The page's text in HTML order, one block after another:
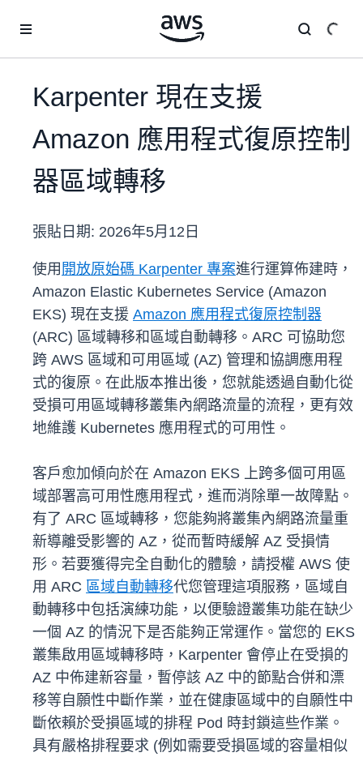
Karpenter 現在支援
Amazon 應用程式復原控制
器區域轉移
張貼日期: 2026年5月12日
使用 開放原始碼 Karpenter 專案進行運算佈建時，
Amazon Elastic Kubernetes Service (Amazon
EKS) 現在支援 Amazon 應用程式復原控制器
(ARC) 區域轉移和區域自動轉移。ARC 可協助您
跨 AWS 區域和可用區域 (AZ) 管理和協調應用程
式的復原。在此版本推出後，您就能透過自動化從
受損可用區域轉移叢集內網路流量的流程，更有效
地維護 Kubernetes 應用程式的可用性。
客戶愈加傾向於在 Amazon EKS 上跨多個可用區
域部署高可用性應用程式，進而消除單一故障點。
有了 ARC 區域轉移，您能夠將叢集內網路流量重
新導離受影響的 AZ，從而暫時緩解 AZ 受損情
形。若要獲得完全自動化的體驗，請授權 AWS 使
用 ARC 區域自動轉移代您管理這項服務，區域自
動轉移中包括演練功能，以便驗證叢集功能在缺少
一個 AZ 的情況下是否能夠正常運作。當您的 EKS
叢集啟用區域轉移時，Karpenter 會停止在受損的
AZ 中佈建新容量，暫停該 AZ 中的節點合併和漂
移等自願性中斷作業，並在健康區域中的自願性中
斷依賴於受損區域的排程 Pod 時封鎖這些作業。
具有嚴格排程要求 (例如需要受損區域的容量相似